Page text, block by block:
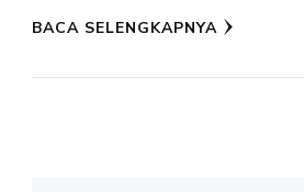
BACA SELENGKAPNYA